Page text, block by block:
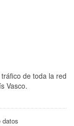
de toda la red
Vasco.
datos